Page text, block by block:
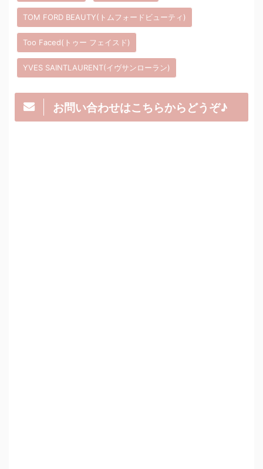
TOM FORD BEAUTY(トムフォードビューティ)
Too Faced(トゥー フェイスド)
YVES SAINTLAURENT(イヴサンローラン)
お問い合わせはこちらからどうぞ♪